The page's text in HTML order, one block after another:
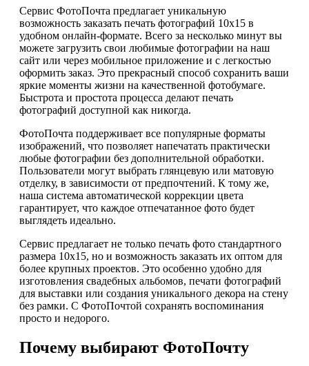
Сервис ФотоПочта предлагает уникальную
возможность заказать печать фотографий 10х15 в
удобном онлайн-формате. Всего за несколько минут вы
можете загрузить свои любимые фотографии на наш
сайт или через мобильное приложение и с легкостью
оформить заказ. Это прекрасный способ сохранить ваши
яркие моменты жизни на качественной фотобумаге.
Быстрота и простота процесса делают печать
фотографий доступной как никогда.
ФотоПочта поддерживает все популярные форматы
изображений, что позволяет напечатать практически
любые фотографии без дополнительной обработки.
Пользователи могут выбрать глянцевую или матовую
отделку, в зависимости от предпочтений. К тому же,
наша система автоматической коррекции цвета
гарантирует, что каждое отпечатанное фото будет
выглядеть идеально.
Сервис предлагает не только печать фото стандартного
размера 10х15, но и возможность заказать их оптом для
более крупных проектов. Это особенно удобно для
изготовления свадебных альбомов, печати фотографий
для выставки или создания уникального декора на стену
без рамки. С ФотоПочтой сохранять воспоминания
просто и недорого.
Почему выбирают ФотоПочту